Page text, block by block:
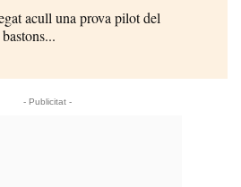
acull una prova pilot del
- Publicitat -